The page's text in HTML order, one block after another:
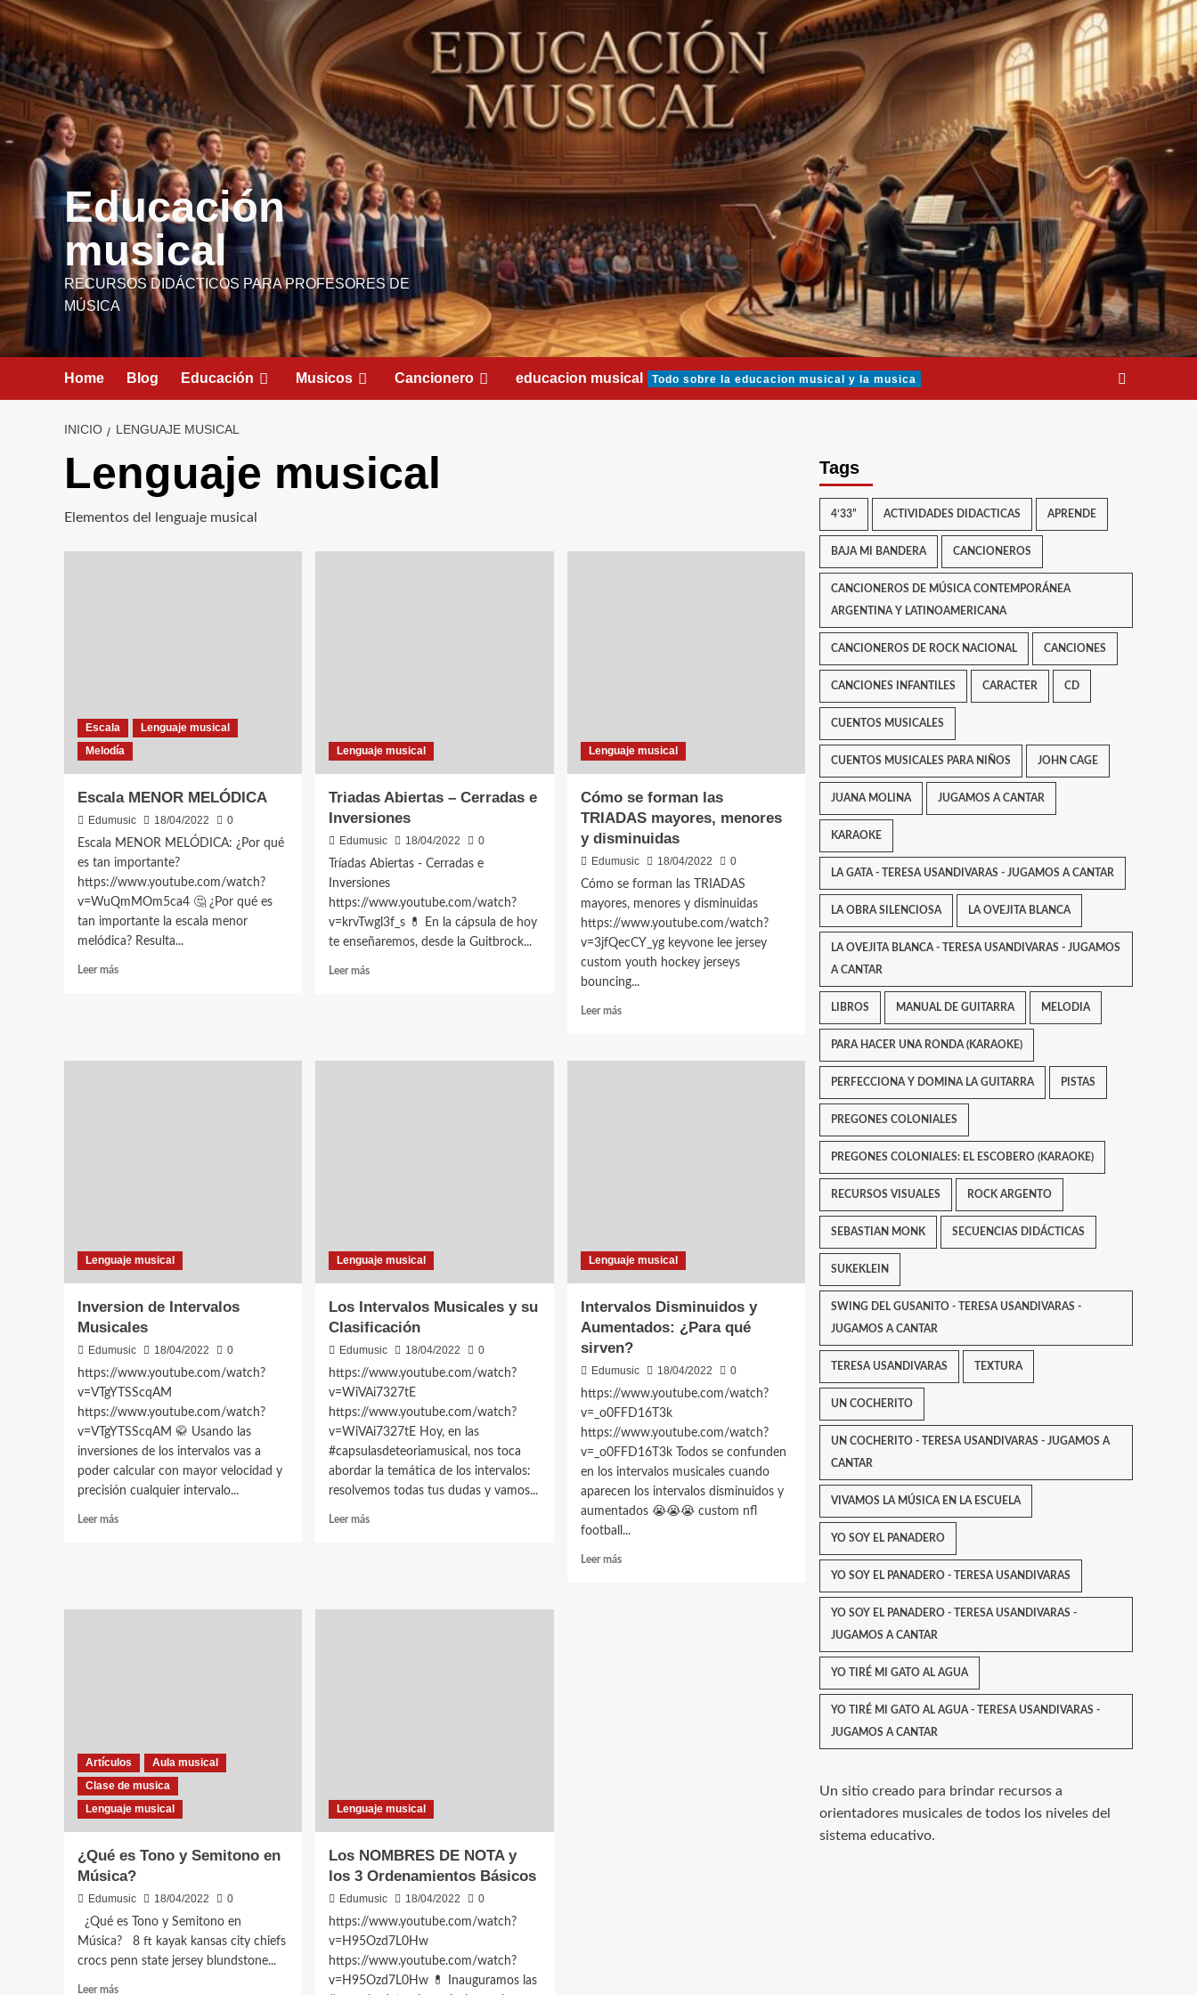
contenido
Saltar
contenido
Educación
musical
RECURSOS DIDÁCTICOS PARA PROFESORES DE
MÚSICA
Home Blog Educación Musicos Cancionero educacion musical Todo sobre la educacion musical y la musica
INICIO LENGUAJE MUSICAL
Lenguaje musical
Elementos del lenguaje musical
Escala
Lenguaje musical
Melodía
Escala MENOR MELÓDICA
Edumusic 18/04/2022
0
Escala MENOR MELÓDICA: ¿Por qué
es tan importante?
https://www.youtube.com/watch?
v=WuQmMOm5ca4 🤔 ¿Por qué es
tan importante la escala menor
melódica? Resulta...
Leer másLeer
Lenguaje musical
Triadas Abiertas – Cerradas e
Inversiones
Edumusic 18/04/2022
0
Tríadas Abiertas - Cerradas e
Inversiones
https://www.youtube.com/watch?
v=krvTwgl3f_s 💊 En la cápsula de hoy
te enseñaremos, desde la Guitbrock...
Leer másLeer
Lenguaje musical
Cómo se forman las
TRIADAS mayores, menores
y disminuidas
Edumusic 18/04/2022
0
Cómo se forman las TRIADAS
mayores, menores y disminuidas
https://www.youtube.com/watch?
v=3jfQecCY_yg keyvone lee jersey
custom youth hockey jerseys
bouncing...
Leer másLeer
Cómo
Lenguaje musical
Inversion de Intervalos
Musicales
Edumusic 18/04/2022
0
https://www.youtube.com/watch?
v=VTgYTSScqAM
https://www.youtube.com/watch?
v=VTgYTSScqAM 🥋 Usando las
inversiones de los intervalos vas a
poder calcular con mayor velocidad y
precisión cualquier intervalo...
Leer másLeer
Lenguaje musical
Los Intervalos Musicales y su
Clasificación
Edumusic 18/04/2022
0
https://www.youtube.com/watch?
v=WiVAi7327tE
https://www.youtube.com/watch?
v=WiVAi7327tE Hoy, en las
#capsulasdeteoriamusical, nos toca
abordar la temática de los intervalos:
resolvemos todas tus dudas y vamos...
Leer másLeer
Lenguaje musical
Intervalos Disminuidos y
Aumentados: ¿Para qué
sirven?
Edumusic 18/04/2022
0
https://www.youtube.com/watch?
v=_o0FFD16T3k
https://www.youtube.com/watch?
v=_o0FFD16T3k Todos se confunden
en los intervalos musicales cuando
aparecen los intervalos disminuidos y
aumentados 😭😭😭 custom nfl
football...
Leer másLeer
Artículos
Aula musical
Clase de musica
Lenguaje musical
¿Qué es Tono y Semitono en
Música?
Edumusic 18/04/2022
0
¿Qué es Tono y Semitono en
Música? 8 ft kayak kansas city chiefs
crocs penn state jersey blundstone...
Leer másLeer
Lenguaje musical
Los NOMBRES DE NOTA y
los 3 Ordenamientos Básicos
Edumusic 18/04/2022
0
https://www.youtube.com/watch?
v=H95Ozd7L0Hw
https://www.youtube.com/watch?
v=H95Ozd7L0Hw 💊 Inauguramos las
Tags
4’33” ACTIVIDADES DIDACTICAS APRENDE
BAJA MI BANDERA CANCIONEROS
CANCIONEROS DE MÚSICA CONTEMPORÁNEA
ARGENTINA Y LATINOAMERICANA
CANCIONEROS DE ROCK NACIONAL CANCIONES
CANCIONES INFANTILES CARACTER CD
CUENTOS MUSICALES
CUENTOS MUSICALES PARA NIÑOS JOHN CAGE
JUANA MOLINA JUGAMOS A CANTAR
KARAOKE
LA GATA - TERESA USANDIVARAS - JUGAMOS A CANTAR
LA OBRA SILENCIOSA LA OVEJITA BLANCA
LA OVEJITA BLANCA - TERESA USANDIVARAS - JUGAMOS
A CANTAR
LIBROS MANUAL DE GUITARRA MELODIA
PARA HACER UNA RONDA (KARAOKE)
PERFECCIONA Y DOMINA LA GUITARRA PISTAS
PREGONES COLONIALES
PREGONES COLONIALES: EL ESCOBERO (KARAOKE)
RECURSOS VISUALES ROCK ARGENTO
SEBASTIAN MONK SECUENCIAS DIDÁCTICAS
SUKEKLEIN
SWING DEL GUSANITO - TERESA USANDIVARAS -
JUGAMOS A CANTAR
TERESA USANDIVARAS TEXTURA
UN COCHERITO
UN COCHERITO - TERESA USANDIVARAS - JUGAMOS A
CANTAR
VIVAMOS LA MÚSICA EN LA ESCUELA
YO SOY EL PANADERO
YO SOY EL PANADERO - TERESA USANDIVARAS
YO SOY EL PANADERO - TERESA USANDIVARAS -
JUGAMOS A CANTAR
YO TIRÉ MI GATO AL AGUA
YO TIRÉ MI GATO AL AGUA - TERESA USANDIVARAS -
JUGAMOS A CANTAR
Un sitio creado para brindar recursos a
orientadores musicales de todos los niveles del
sistema educativo.